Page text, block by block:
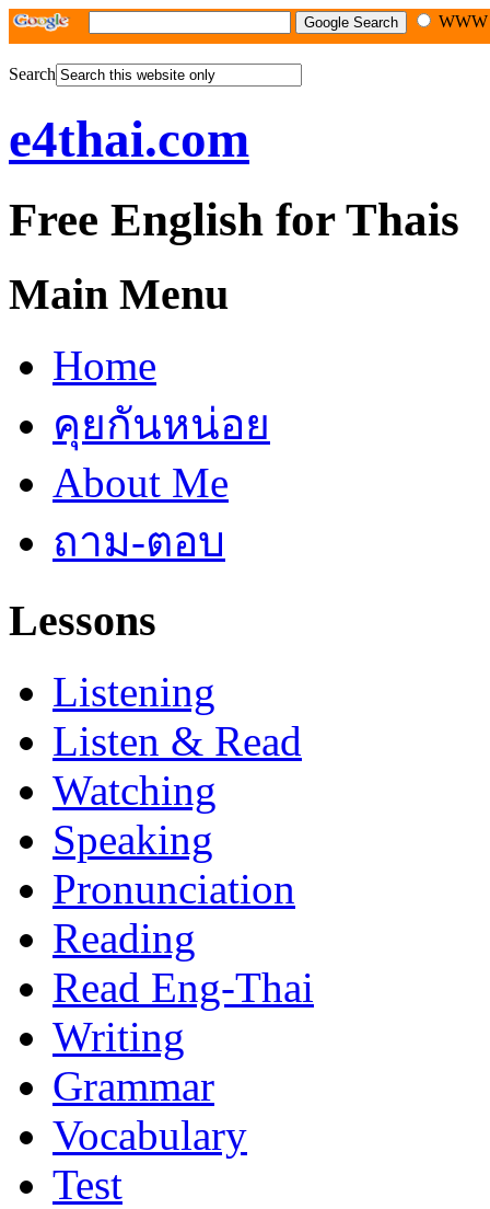
Search
e4thai.com
Free English for Thais
Main Menu
Home
คุยกันหน่อย
About Me
ถาม-ตอบ
Lessons
Listening
Listen & Read
Watching
Speaking
Pronunciation
Reading
Read Eng-Thai
Writing
Grammar
Vocabulary
Test